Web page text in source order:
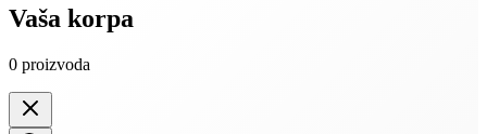
Vaša korpa
0 proizvoda